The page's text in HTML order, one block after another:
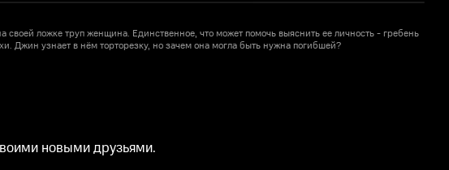
своей ложке труп женщина. Единственное, что может помочь выяснить ее личность - гребень
Джин узнает в нём торторезку, но зачем она могла быть нужна погибшей?
новыми друзьями.